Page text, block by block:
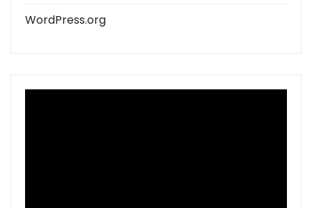
WordPress.org